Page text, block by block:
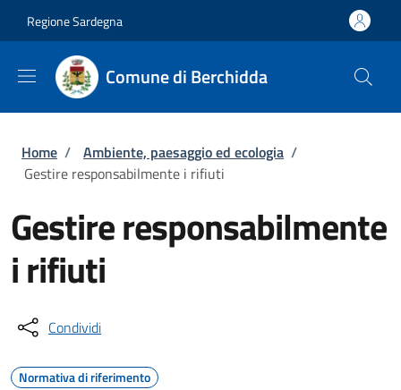
Regione Sardegna
Comune di Berchidda
Briciole di pane
Home / Ambiente, paesaggio ed ecologia /
Gestire responsabilmente i rifiuti
Gestire responsabilmente
i rifiuti
Condividi
Normativa di riferimento